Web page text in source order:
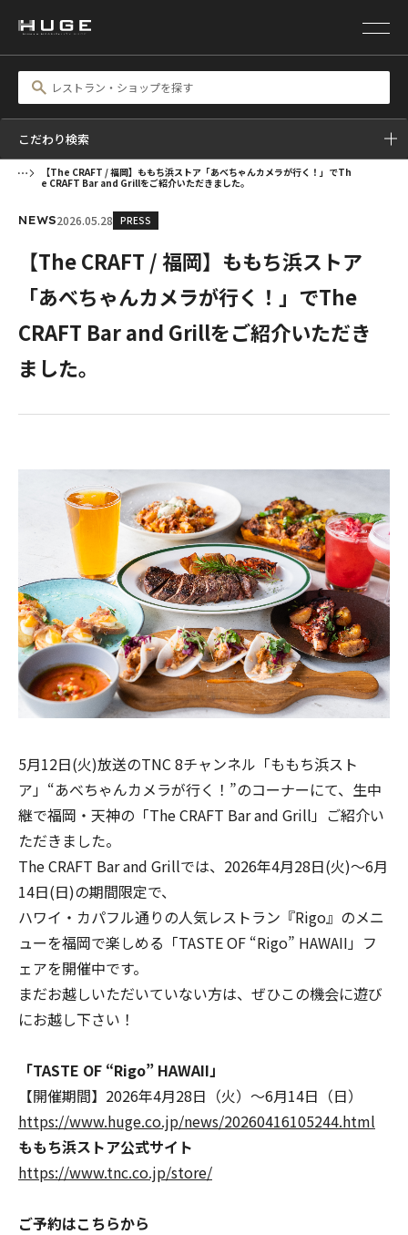
こだわり検索
【The CRAFT / 福岡】ももち浜ストア「あべちゃんカメラが行く！」でTh
e CRAFT Bar and Grillをご紹介いただきました。
NEWS2026.05.28 PRESS
【The CRAFT / 福岡】ももち浜ストア
「あべちゃんカメラが行く！」でThe
CRAFT Bar and Grillをご紹介いただき
ました。
5月12日(火)放送のTNC 8チャンネル「ももち浜スト
ア」“あべちゃんカメラが行く！”のコーナーにて、生中
継で福岡・天神の「The CRAFT Bar and Grill」ご紹介い
ただきました。
The CRAFT Bar and Grillでは、2026年4月28日(火)〜6月
14日(日)の期間限定で、
ハワイ・カパフル通りの人気レストラン『Rigo』のメニ
ューを福岡で楽しめる「TASTE OF “Rigo” HAWAII」フ
ェアを開催中です。
まだお越しいただいていない方は、ぜひこの機会に遊び
にお越し下さい！
「TASTE OF “Rigo” HAWAII」
【開催期間】2026年4月28日（火）〜6月14日（日）
https://www.huge.co.jp/news/20260416105244.html
ももち浜ストア公式サイト
https://www.tnc.co.jp/store/
ご予約はこちらから